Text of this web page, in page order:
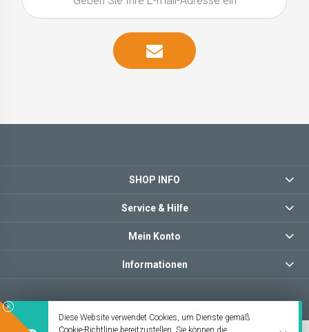
Diese Website verwendet Cookies, um Dienste gemäß
Cookie-Richtlinie bereitzustellen. Sie können die
SHOP INFO
Service & Hilfe
Mein Konto
Informationen